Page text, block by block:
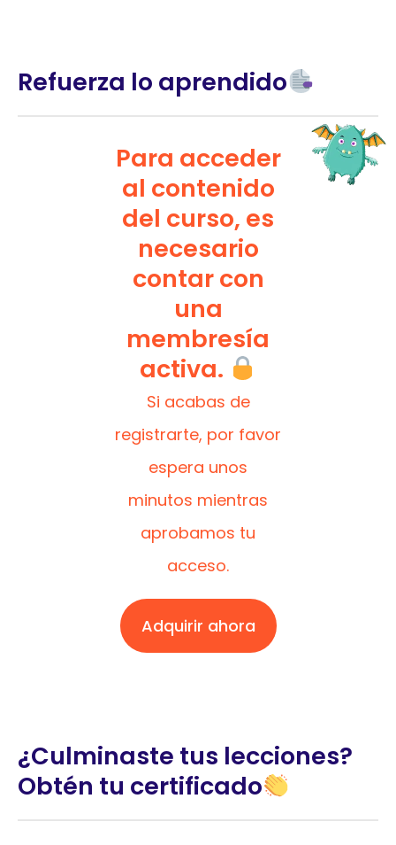
Refuerza lo aprendido
Para acceder
al contenido
del curso, es
necesario
contar con
una
membresía
activa.
Si acabas de
registrarte, por favor
espera unos
minutos mientras
aprobamos tu
acceso.
Adquirir ahora
¿Culminaste tus lecciones?
Obtén tu certificado